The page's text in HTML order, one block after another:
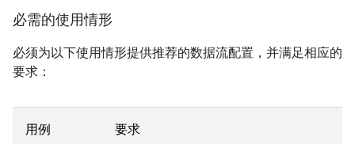
必需的使用情形
必须为以下使用情形提供推荐的数据流配置，并满足相应的
要求：
用例 要求